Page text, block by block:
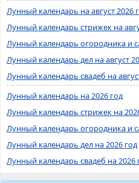
Лунный календарь на август 2026
Лунный календарь стрижек на
Лунный календарь огородника и
Лунный календарь дел на август
Лунный календарь свадеб на
Лунный календарь на 2026 год
Лунный календарь стрижек на
Лунный календарь огородника и
Лунный календарь дел на 2026 год
Лунный календарь свадеб на 2026